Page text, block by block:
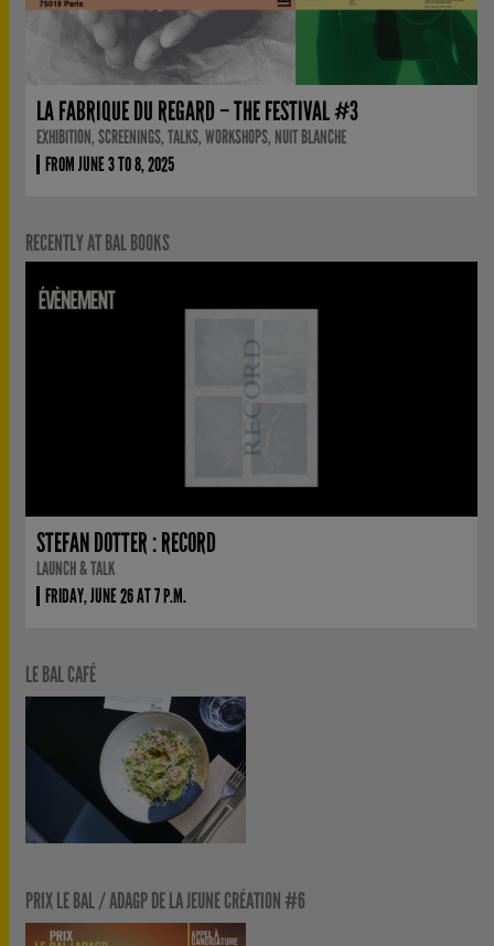
LA FABRIQUE DU REGARD – THE FESTIVAL #3
EXHIBITION, SCREENINGS, TALKS, WORKSHOPS, NUIT BLANCHE
FROM JUNE 3 TO 8, 2025
RECENTLY AT BAL BOOKS
STEFAN DOTTER : RECORD
LAUNCH & TALK
FRIDAY, JUNE 26 AT 7 P.M.
LE BAL CAFÉ
PRIX LE BAL / ADAGP DE LA JEUNE CRÉATION #6